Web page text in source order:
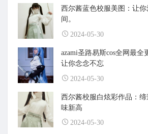
西尔酱蓝色校服美图：让
间。
2024-05-30
azami圣路易斯cos全网最
让你念念不忘
2024-05-30
西尔酱校服白炫彩作品：
味新高
2024-05-30